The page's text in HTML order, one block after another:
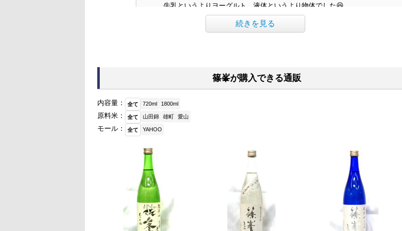
牛乳というよりヨーグルト、液体というより物体でした😆
2026年5月12日 16:31:18
物体→固体に訂正します😆
2026年5月14日 21:03:01
篠峯にこんなんあるんですね。米の発酵ですからね、、スーパーフードのひと
くろーばーさん♪
ログインしてコメントを書く
続きを見る
篠峯が購入できる通販
内容量： 全て 720ml 1800ml
原料米： 全て 山田錦 雄町 愛山
モール： 全て YAHOO